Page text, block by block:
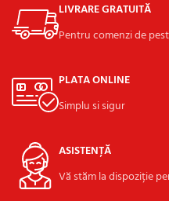
LIVRARE GRATUITĂ
Pentru comenzi de
PLATA ONLINE
Simplu si sigur
ASISTENȚĂ
Vă stăm la dispoziție